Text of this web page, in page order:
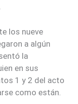
los nueve
a algún
la
en sus
1 y 2 del acto
como están.